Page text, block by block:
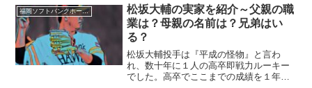
りたいと思います。■彼女との結婚の可能
性？中村晃選手です...
福岡ソフトバンクホークス
松坂大輔の実家を紹介～父親の職
業は？母親の名前は？兄弟はい
る？
松坂大輔投手は『平成の怪物』と言わ
れ、数十年に１人の高卒即戦力ルーキー
でした。高卒でここまでの成績を１年目